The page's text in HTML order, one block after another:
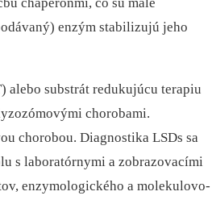
enzým stabilizujú jeho
alebo substrát redukujúcu terapiu
chorobami.
chorobou. Diagnostika LSDs sa
s laboratórnymi a zobrazovacími
enzymologického a molekulovo-